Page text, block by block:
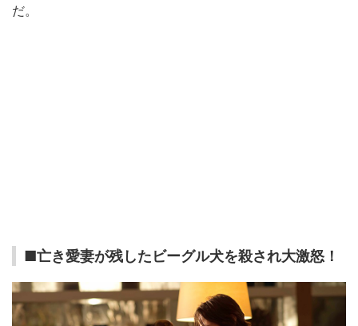
だ。
■亡き愛妻が残したビーグル犬を殺され大激怒！